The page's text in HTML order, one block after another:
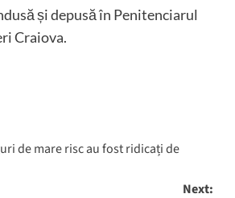
și depusă în Penitenciarul
Craiova.
de mare risc au fost ridicați de
Next: